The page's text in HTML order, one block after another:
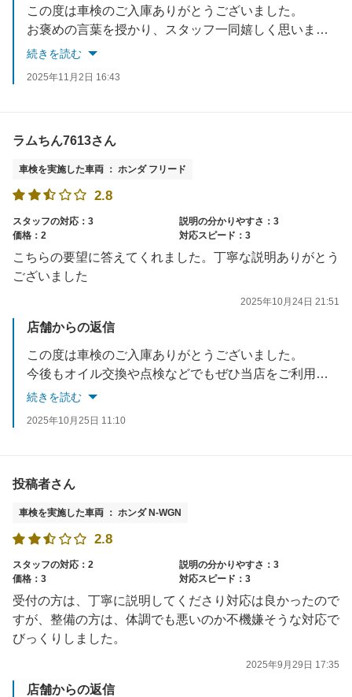
この度は車検のご入庫ありがとうございました。
お褒めの言葉を授かり、スタッフ一同嬉しく思います。
今後の励みにさせて頂きます。
続きを読む
2025年11月2日 16:43
ラムちん7613さん
車検を実施した車両 ： ホンダ フリード
2.8
スタッフの対応：3
説明の分かりやすさ：3
価格：2
対応スピード：3
こちらの要望に答えてくれました。丁寧な説明ありがとう
ございました
2025年10月24日 21:51
店舗からの返信
この度は車検のご入庫ありがとうございました。
今後もオイル交換や点検などでもぜひ当店をご利用いただけたらと思います。
どうぞよろしくお願いいたします。
続きを読む
2025年10月25日 11:10
投稿者さん
車検を実施した車両 ： ホンダ N-WGN
2.8
スタッフの対応：2
説明の分かりやすさ：3
価格：3
対応スピード：3
受付の方は、丁寧に説明してくださり対応は良かったので
すが、整備の方は、体調でも悪いのか不機嫌そうな対応で
びっくりしました。
2025年9月29日 17:35
店舗からの返信